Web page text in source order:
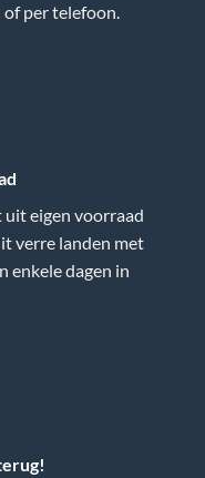
of per telefoon.
eigen voorraad
verre landen met
enkele dagen in